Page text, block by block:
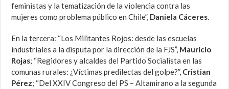
feministas y la tematización de la violencia contra las
mujeres como problema público en Chile”, Daniela Cáceres.
En la tercera: “Los Militantes Rojos: desde las escuelas
industriales a la disputa por la dirección de la FJS”, Mauricio
Rojas; “Regidores y alcaldes del Partido Socialista en las
comunas rurales: ¿Víctimas predilectas del golpe?”, Cristian
Pérez; “Del XXIV Congreso del PS – Altamirano a la segunda